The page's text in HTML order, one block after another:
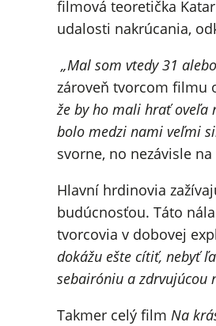
filmová teoretička
udalosti nakrúcania,
„Mal som vtedy 31
zároveň tvorcom filmu
že by ho mali hrať oveľa
bolo medzi nami veľmi
svorne, no nezávisle
Hlavní hrdinovia
budúcnosťou. Táto
tvorcovia v dobovej
dokážu ešte cítiť, nebyť
sebairóniu a zdrvujúcou
Takmer celý film Na